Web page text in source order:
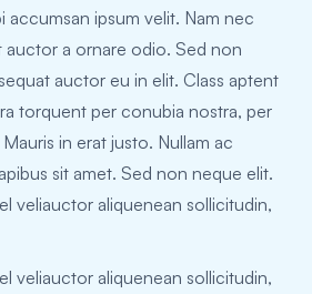
accumsan ipsum velit. Nam nec
a ornare odio. Sed non
auctor eu in elit. Class aptent
torquent per conubia nostra, per
in erat justo. Nullam ac
sit amet. Sed non neque elit.
veliauctor aliquenean sollicitudin,
veliauctor aliquenean sollicitudin,